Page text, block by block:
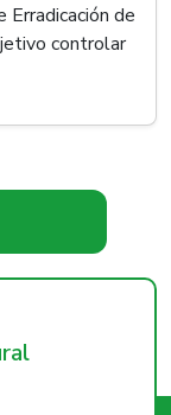
Erradicación de
controlar